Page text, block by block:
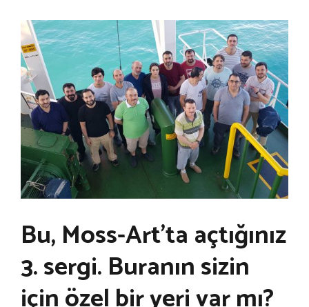
Bu, Moss-Art’ta açtığınız
3. sergi. Buranın sizin
için özel bir yeri var mı?